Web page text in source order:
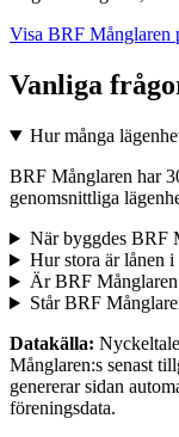
Visa BRF Månglaren
Vanliga
Hur många
BRF Månglaren har
genomsnittliga
När byggdes BRF
Hur stora är lånen
Är BRF Månglaren
Står BRF
Datakälla:
Månglaren:s senast
genererar sidan
föreningsdata.